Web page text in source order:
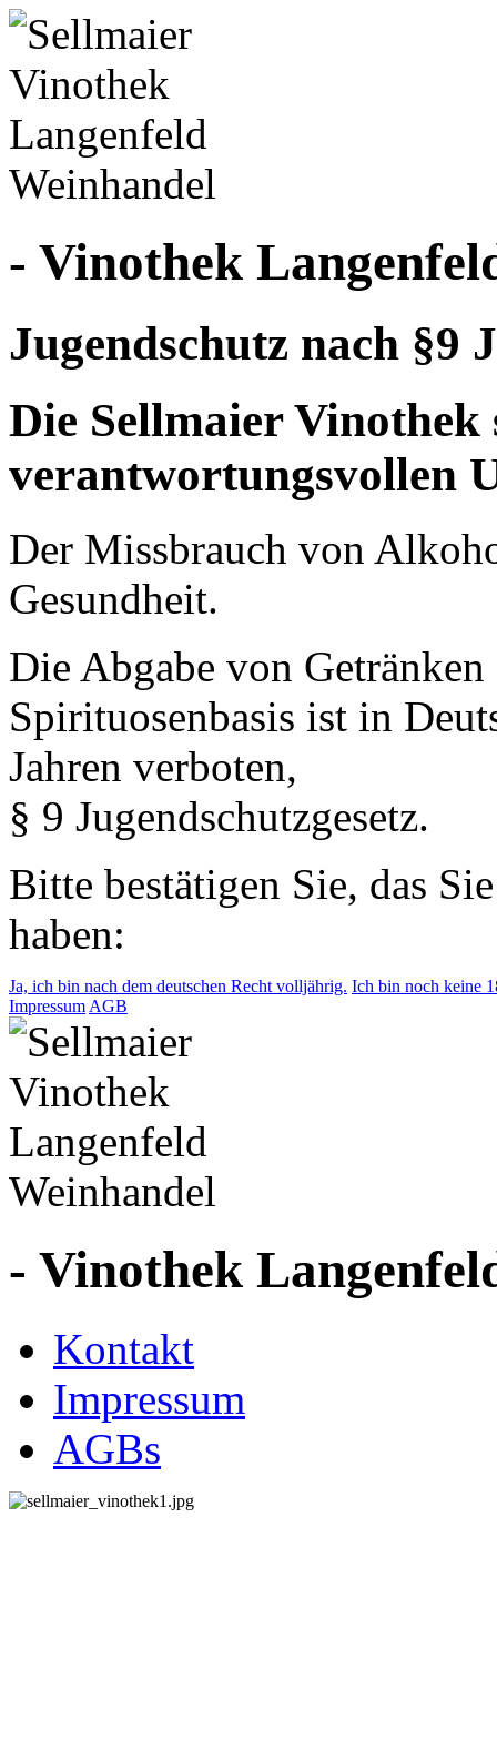
- Vinothek
Jugendschutz nach §9
Die Sellmaier Vinothek
verantwortungsvollen
Der Missbrauch von
Gesundheit.
Die Abgabe von
Spirituosenbasis ist in
Jahren verboten,
§ 9 Jugendschutzgesetz.
Bitte bestätigen Sie, das
haben:
Ja, ich bin nach dem deutschen Recht volljährig. Ich bin noch keine
Impressum AGB
- Vinothek
Kontakt
Impressum
AGBs